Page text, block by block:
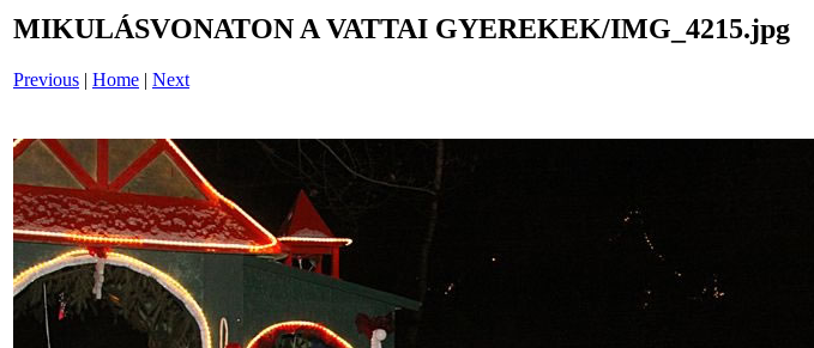
MIKULÁSVONATON A VATTAI GYEREKEK/IMG_4215.jpg
Previous | Home | Next